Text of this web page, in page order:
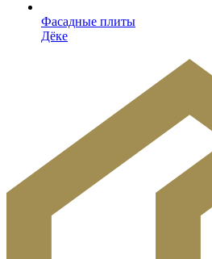
Фасадные плиты
Дёке